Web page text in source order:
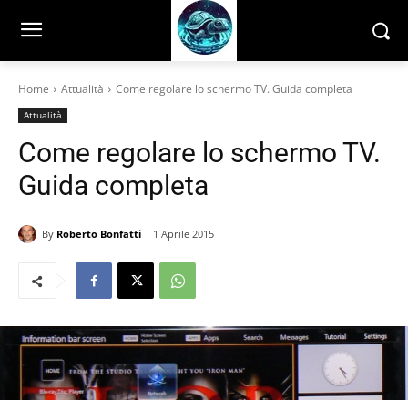
Home Attualità Come regolare lo schermo TV. Guida completa
Attualità
Come regolare lo schermo TV.
Guida completa
By Roberto Bonfatti 1 Aprile 2015